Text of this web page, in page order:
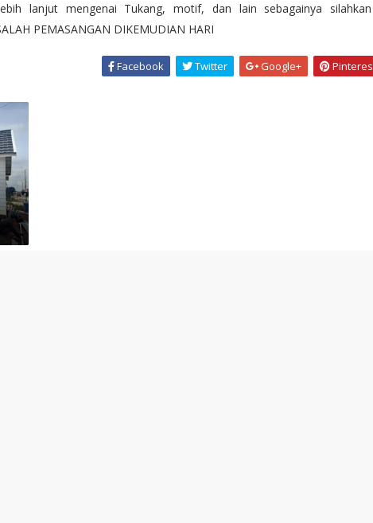
lanjut mengenai Tukang, motif, dan lain sebagainya
PEMASANGAN DIKEMUDIAN HARI
Facebook Twitter Google+